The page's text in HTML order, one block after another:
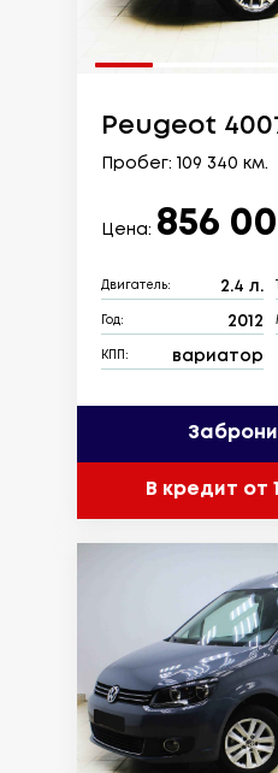
Peugeot
Пробег: 109 340 км.
Цена: 856
Двигатель: 2.4 л.
Год: 2012
КПП: вариатор
В кредит от